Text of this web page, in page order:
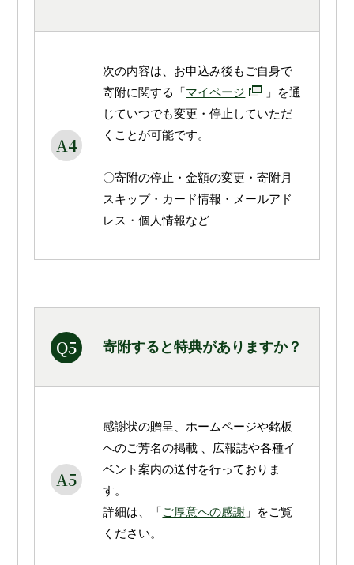
A4
次の内容は、お申込み後もご自身で
寄附に関する「マイページ
」を通
じていつでも変更・停止していただ
くことが可能です。
〇寄附の停止・金額の変更・寄附月
スキップ・カード情報・メールアド
レス・個人情報など
Q5 寄附すると特典がありますか？
A5
感謝状の贈呈、ホームページや銘板
へのご芳名の掲載 、広報誌や各種イ
ベント案内の送付を行っておりま
す。
詳細は、「ご厚意への感謝 」をご覧
ください。